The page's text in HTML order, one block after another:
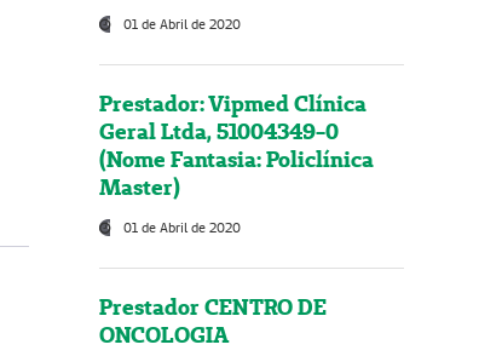
01 de Abril de 2020
Prestador: Vipmed Clínica
Geral Ltda, 51004349-0
(Nome Fantasia: Policlínica
Master)
01 de Abril de 2020
Prestador CENTRO DE
ONCOLOGIA